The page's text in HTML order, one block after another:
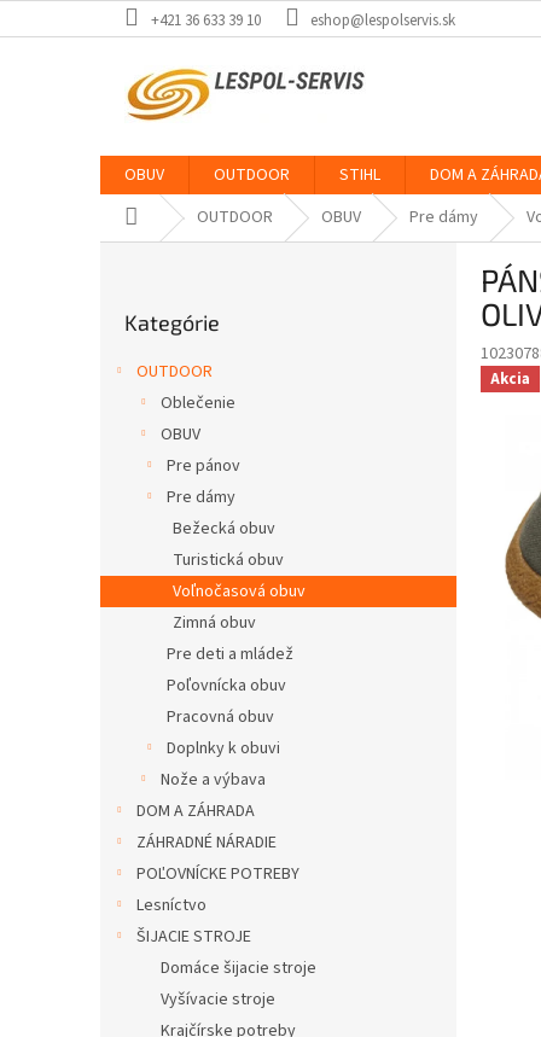
na
+421 36 633 39 10 eshop@lespolservis.sk
OBUV OUTDOOR STIHL DOM A
Domov OUTDOOR OBUV Pre dámy
kategórie
Kategórie
OUTDOOR
Oblečenie
OBUV
Pre pánov
Pre dámy
Bežecká obuv
Turistická obuv
Voľnočasová obuv
Zimná obuv
Pre deti a mládež
Poľovnícka obuv
Pracovná obuv
Doplnky k obuvi
Nože a výbava
DOM A ZÁHRADA
ZÁHRADNÉ NÁRADIE
POĽOVNÍCKE POTREBY
Lesníctvo
ŠIJACIE STROJE
Domáce šijacie stroje
Vyšívacie stroje
Krajčírske potreby
Akcia